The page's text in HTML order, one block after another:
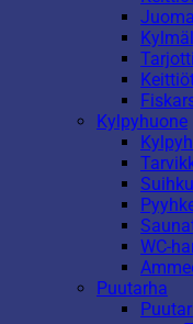
Kylpyhuone
WC-
Puutarha